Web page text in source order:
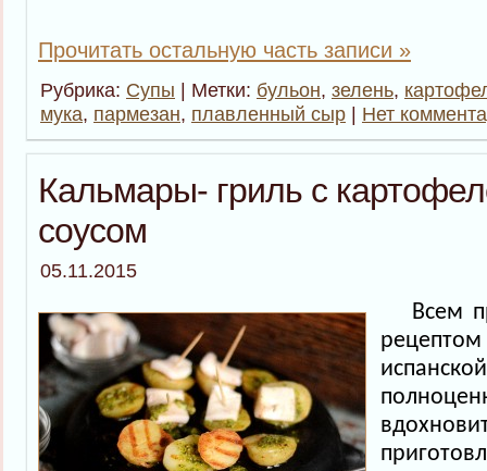
Прочитать остальную часть записи »
Рубрика: Супы | Метки: бульон, зелень,
мука, пармезан, плавленный сыр | Нет
Кальмары- гриль с
соусом
05.11.2015
Всем